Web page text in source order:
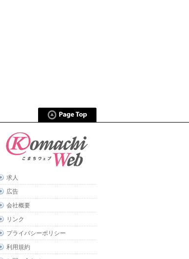
求人
広告
会社概要
リンク
プライバシーポリシー
利用規約